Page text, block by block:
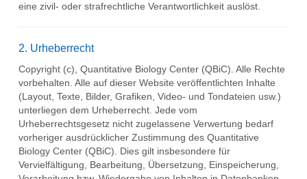
eine zivil- oder strafrechtliche Verantwortlichkeit auslöst.
2. Urheberrecht
Copyright (c), Quantitative Biology Center (QBiC). Alle Rechte
vorbehalten. Alle auf dieser Website veröffentlichten Inhalte
(Layout, Texte, Bilder, Grafiken, Video- und Tondateien usw.)
unterliegen dem Urheberrecht. Jede vom
Urheberrechtsgesetz nicht zugelassene Verwertung bedarf
vorheriger ausdrücklicher Zustimmung des Quantitative
Biology Center (QBiC). Dies gilt insbesondere für
Vervielfältigung, Bearbeitung, Übersetzung, Einspeicherung,